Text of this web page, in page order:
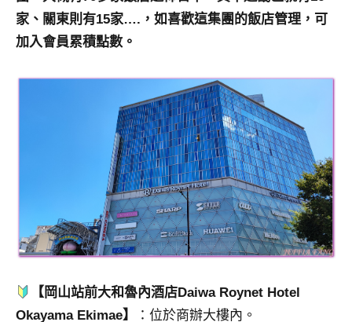
家、關東則有15家….，如喜歡這集團的飯店管理，可
加入會員累積點數。
【岡山站前大和魯內酒店Daiwa Roynet Hotel
Okayama Ekimae】
：位於商辦大樓內。